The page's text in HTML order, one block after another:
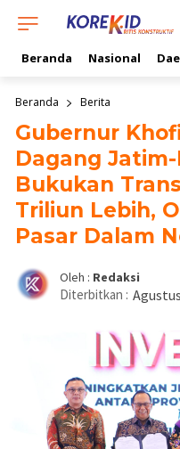
Beranda Nasional
Beranda Berita
Gubernur
Dagang
Bukukan
Triliun Lebih,
Pasar Dalam
Oleh : Redaksi
Diterbitkan :